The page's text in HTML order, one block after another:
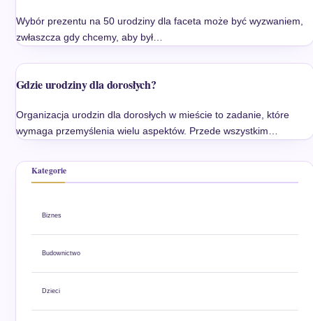
Wybór prezentu na 50 urodziny dla faceta może być wyzwaniem,
zwłaszcza gdy chcemy, aby był…
Gdzie urodziny dla dorosłych?
Organizacja urodzin dla dorosłych w mieście to zadanie, które
wymaga przemyślenia wielu aspektów. Przede wszystkim…
Kategorie
Biznes
Budownictwo
Dzieci